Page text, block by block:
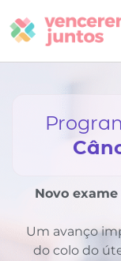
Novo exame
Um avanço
do colo do